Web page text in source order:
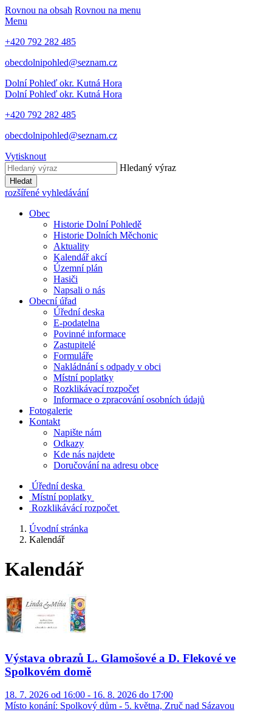
Rovnou na obsah Rovnou na menu
Menu
+420 792 282 485
obecdolnipohled@seznam.cz
Dolní Pohleď okr. Kutná Hora
Dolní Pohleď okr. Kutná Hora
+420 792 282 485
obecdolnipohled@seznam.cz
Vytisknout
Hledaný výraz
Hledat
rozšířené vyhledávání
Obec
Historie Dolní Pohledě
Historie Dolních Měchonic
Aktuality
Kalendář akcí
Územní plán
Hasiči
Napsali o nás
Obecní úřad
Úřední deska
E-podatelna
Povinné informace
Zastupitelé
Formuláře
Nakládnání s odpady v obci
Místní poplatky
Rozklikávací rozpočet
Informace o zpracování osobních údajů
Fotogalerie
Kontakt
Napište nám
Odkazy
Kde nás najdete
Doručování na adresu obce
Úřední deska
Místní poplatky
Rozklikávácí rozpočet
Úvodní stránka
Kalendář
Kalendář
Výstava obrazů L. Glamošové a D. Flekové ve
Spolkovém domě
18. 7. 2026 od 16:00 - 16. 8. 2026 do 17:00
Místo konání: Spolkový dům - 5. května, Zruč nad Sázavou